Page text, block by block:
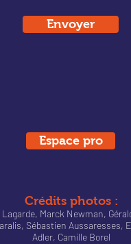
Envoyer
Espace pro
Crédits photos :
Marck Newman,
Sébastien
Adler, Camille Borel